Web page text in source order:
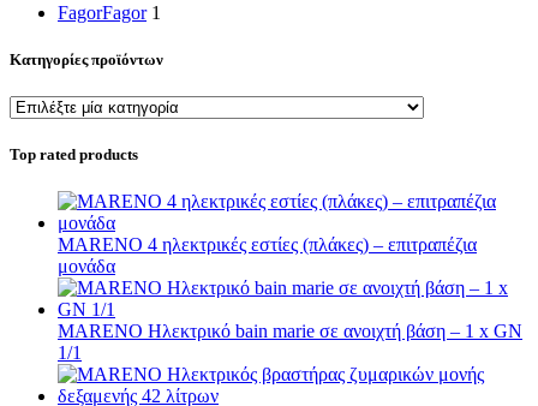
FagorFagor 1
Κατηγορίες προϊόντων
Top rated products
MARENO 4 ηλεκτρικές εστίες (πλάκες) – επιτραπέζια
μονάδα
MARENO Ηλεκτρικό bain marie σε ανοιχτή βάση – 1 x GN
1/1